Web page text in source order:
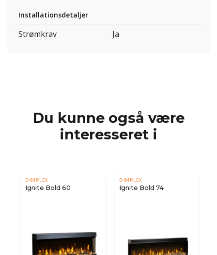
Installationsdetaljer
Strømkrav Ja
Du kunne også være
interesseret i
DIMPLEX
Ignite Bold 60
DIMPLEX
Ignite Bold 74